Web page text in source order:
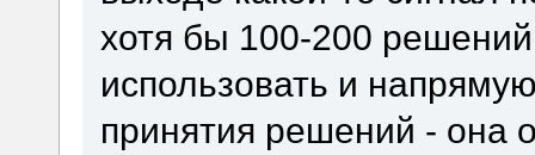
хотя бы 100-200
использовать и
принятия решений - она